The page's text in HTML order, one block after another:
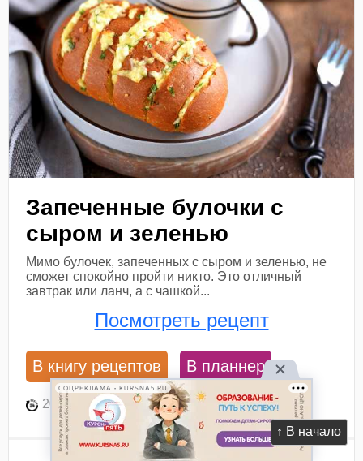
↑ В начало
Запеченные булочки с
сыром и зеленью
Мимо булочек, запеченных с сыром и зеленью, не
сможет спокойно пройти никто. Это отличный
завтрак или ланч, а с чашкой...
Посмотреть рецепт
В книгу рецептов В планнер
20 мин 6 31
СОЦРЕКЛАМА • KURSNA5.RU